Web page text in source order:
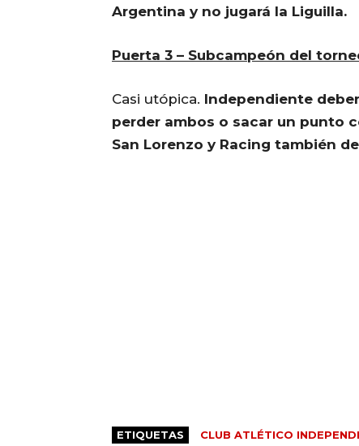
Argentina y no jugará la Liguilla.
Puerta 3 – Subcampeón del
Casi utópica. Independiente
perder ambos o sacar un punto
San Lorenzo y Racing también
ETIQUETAS CLUB ATLÉTICO